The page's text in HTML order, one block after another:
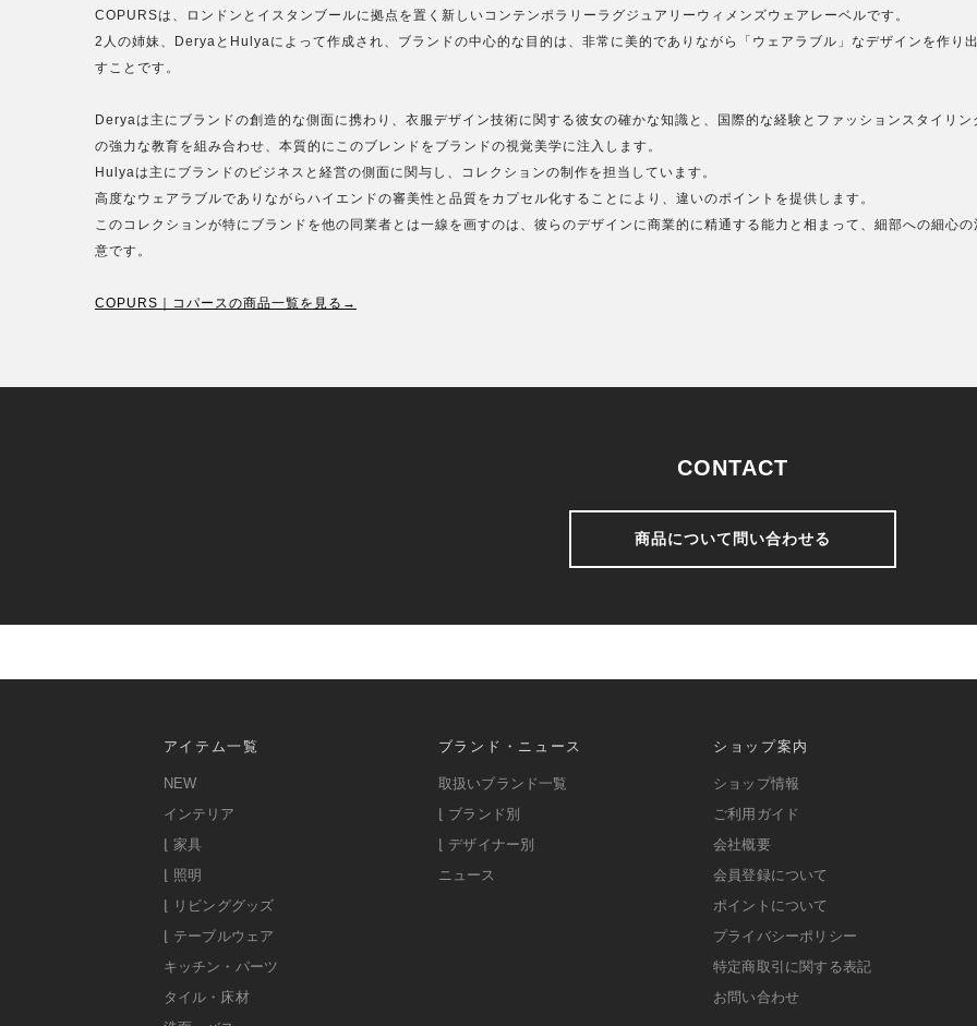
COPURSは、ロンドンとイスタンブールに拠点を置く新しいコンテンポラリーラグジュアリーウィメンズウェアレーベルです。
2人の姉妹、DeryaとHulyaによって作成され、ブランドの中心的な目的は、非常に美的でありながら「ウェアラブル」なデザインを作り
すことです。
Deryaは主にブランドの創造的な側面に携わり、衣服デザイン技術に関する彼女の確かな知識と、国際的な経験とファッションスタイリン
の強力な教育を組み合わせ、本質的にこのブレンドをブランドの視覚美学に注入します。
Hulyaは主にブランドのビジネスと経営の側面に関与し、コレクションの制作を担当しています。
高度なウェアラブルでありながらハイエンドの審美性と品質をカプセル化することにより、違いのポイントを提供します。
このコレクションが特にブランドを他の同業者とは一線を画すのは、彼らのデザインに商業的に精通する能力と相まって、細部への細心の
意です。
COPURS｜コパースの商品一覧を見る→
CONTACT
商品について問い合わせる
アイテム一覧
NEW
インテリア
⌊ 家具
⌊ 照明
⌊ リビンググッズ
⌊ テーブルウェア
キッチン・パーツ
タイル・床材
ブランド・ニュース
取扱いブランド一覧
⌊ ブランド別
⌊ デザイナー別
ニュース
ショップ案内
ショップ情報
ご利用ガイド
会社概要
会員登録について
ポイントについて
プライバシーポリシー
特定商取引に関する表記
お問い合わせ